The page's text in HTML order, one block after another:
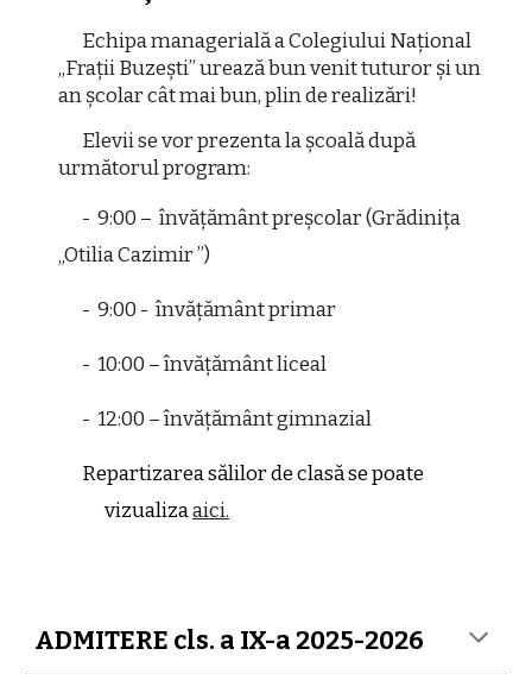
Echipa managerială a Colegiului Național
,,Frații Buzești” urează bun venit tuturor și un
an școlar cât mai bun, plin de realizări!
Elevii se vor prezenta la școală după
următorul program:
- 9:00 – învățământ preșcolar (Grădinița
„Otilia Cazimir ”)
- 9:00 - învățământ primar
- 10:00 – învățământ liceal
- 12:00 – învățământ gimnazial
Repartizarea sălilor de clasă se poate
vizualizaaici.
ADMITERE cls. a IX-a 2025-2026